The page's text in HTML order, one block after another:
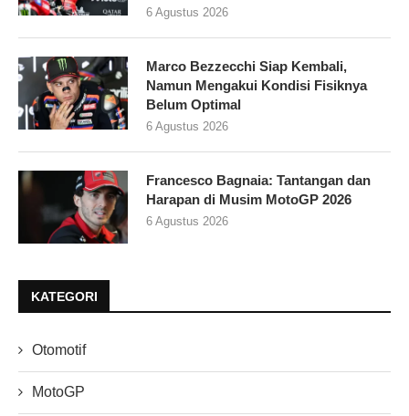
6 Agustus 2026
Marco Bezzecchi Siap Kembali,
Namun Mengakui Kondisi Fisiknya
Belum Optimal
6 Agustus 2026
Francesco Bagnaia: Tantangan dan
Harapan di Musim MotoGP 2026
6 Agustus 2026
KATEGORI
Otomotif
MotoGP